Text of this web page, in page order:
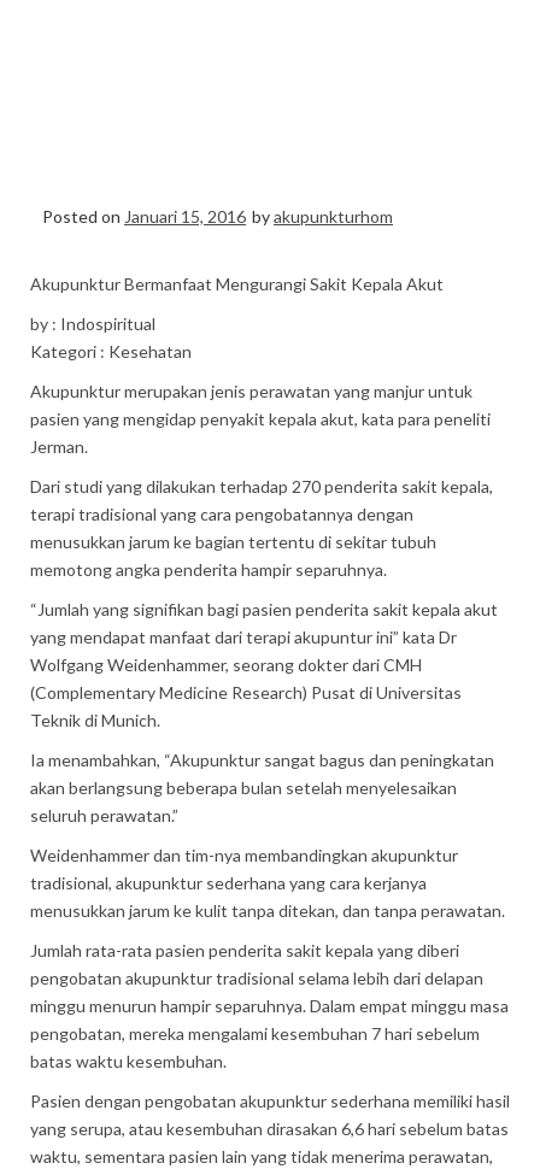
Posted on Januari 15, 2016 byakupunkturhom
Akupunktur Bermanfaat Mengurangi Sakit Kepala Akut
by : Indospiritual
Kategori : Kesehatan
Akupunktur merupakan jenis perawatan yang manjur untuk
pasien yang mengidap penyakit kepala akut, kata para peneliti
Jerman.
Dari studi yang dilakukan terhadap 270 penderita sakit kepala,
terapi tradisional yang cara pengobatannya dengan
menusukkan jarum ke bagian tertentu di sekitar tubuh
memotong angka penderita hampir separuhnya.
“Jumlah yang signifikan bagi pasien penderita sakit kepala akut
yang mendapat manfaat dari terapi akupuntur ini” kata Dr
Wolfgang Weidenhammer, seorang dokter dari CMH
(Complementary Medicine Research) Pusat di Universitas
Teknik di Munich.
Ia menambahkan, “Akupunktur sangat bagus dan peningkatan
akan berlangsung beberapa bulan setelah menyelesaikan
seluruh perawatan.”
Weidenhammer dan tim-nya membandingkan akupunktur
tradisional, akupunktur sederhana yang cara kerjanya
menusukkan jarum ke kulit tanpa ditekan, dan tanpa perawatan.
Jumlah rata-rata pasien penderita sakit kepala yang diberi
pengobatan akupunktur tradisional selama lebih dari delapan
minggu menurun hampir separuhnya. Dalam empat minggu masa
pengobatan, mereka mengalami kesembuhan 7 hari sebelum
batas waktu kesembuhan.
Pasien dengan pengobatan akupunktur sederhana memiliki hasil
yang serupa, atau kesembuhan dirasakan 6,6 hari sebelum batas
waktu, sementara pasien lain yang tidak menerima perawatan,